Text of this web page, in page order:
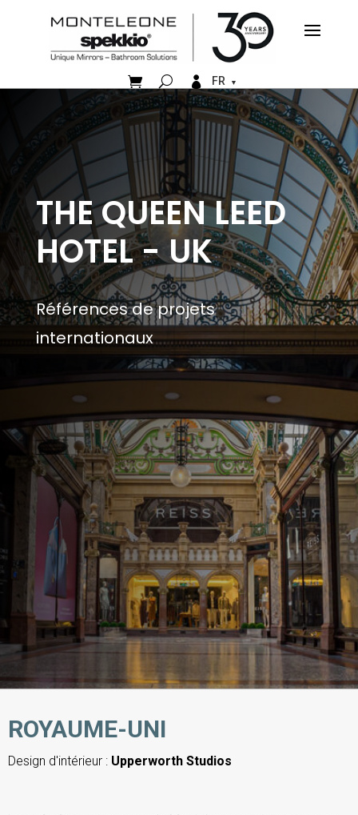
  FR
THE QUEEN LEED
HOTEL - UK
Références de projets
internationaux
ROYAUME-UNI
Design d'intérieur : Upperworth Studios